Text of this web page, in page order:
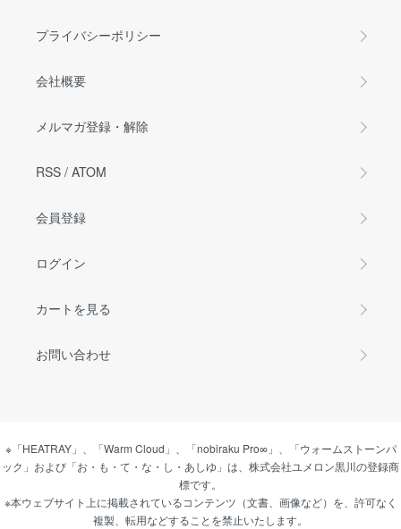
プライバシーポリシー
会社概要
メルマガ登録・解除
RSS / ATOM
会員登録
ログイン
カートを見る
お問い合わせ
※「HEATRAY」、「Warm Cloud」、「nobiraku Pro∞」、「ウォームストーンパ
ック」および「お・も・て・な・し・あしゆ」は、株式会社ユメロン黒川の登録商
標です。
※本ウェブサイト上に掲載されているコンテンツ（文書、画像など）を、許可なく
複製、転用などすることを禁止いたします。